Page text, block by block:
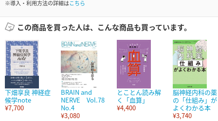
※導入・利用方法の詳細はこちら
この商品を買った人は、こんな商品も買っています。
下畑享良 神経症
候学note
¥7,700
BRAIN and
NERVE Vol.78
No.4
¥3,080
とことん読み解
く「血算」
¥4,400
脳神経内科の薬
の「仕組み」が
よくわかる本
¥3,740